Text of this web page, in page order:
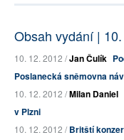
Obsah vydání |
10. 12. 2012 /Jan Čulík
Poslanecká sněmovna
10. 12. 2012 /Milan Daniel
v Plzni
10. 12. 2012 /Britští